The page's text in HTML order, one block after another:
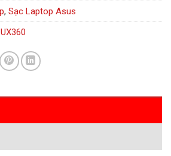
, Sạc Laptop Asus